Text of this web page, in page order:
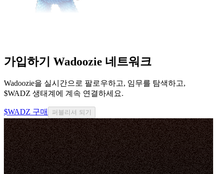
가입하기 Wadoozie 네트워크
Wadoozie을 실시간으로 팔로우하고, 임무를 탐색하고,
$WADZ 생태계에 계속 연결하세요.
$WADZ 구매 퍼블리셔 되기